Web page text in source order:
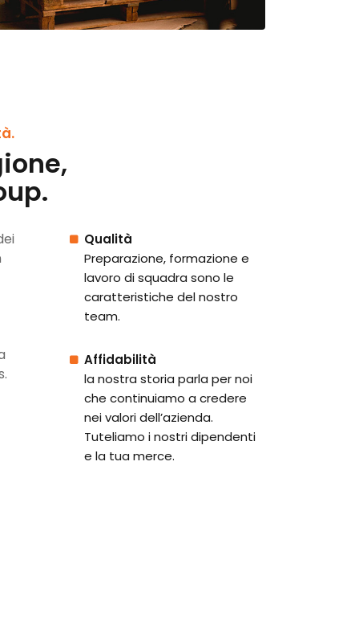
Qualità
Preparazione, formazione e
lavoro di squadra sono le
caratteristiche del nostro
team.
Affidabilità
la nostra storia parla per noi
che continuiamo a credere
nei valori dell’azienda.
Tuteliamo i nostri dipendenti
e la tua merce.